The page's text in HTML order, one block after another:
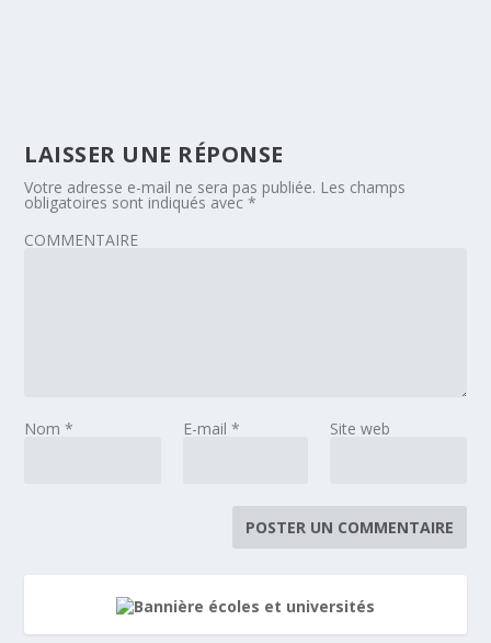
LAISSER UNE RÉPONSE
Votre adresse e-mail ne sera pas publiée. Les champs
obligatoires sont indiqués avec*
COMMENTAIRE
Nom* E-mail * Site web